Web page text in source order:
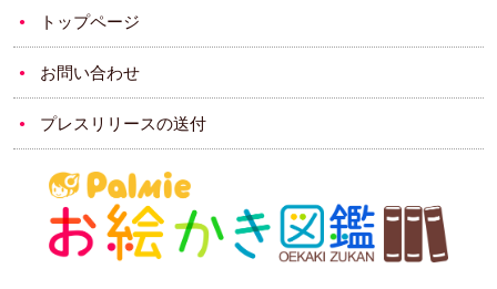
トップページ
お問い合わせ
プレスリリースの送付